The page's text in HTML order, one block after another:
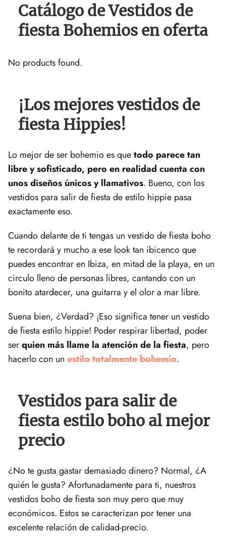
Catálogo de Vestidos de
fiesta Bohemios en oferta
No products found.
¡Los mejores vestidos de
fiesta Hippies!
Lo mejor de ser bohemio es quetodo parece tan
libre y sofisticado, pero en realidad cuenta con
unos diseños únicos y llamativos. Bueno, con los
vestidos para salir de fiesta de estilo hippie pasa
exactamente eso.
Cuando delante de ti tengas un vestido de fiesta boho
te recordará y mucho a ese look tan ibicenco que
puedes encontrar en Ibiza, en mitad de la playa, en un
circulo lleno de personas libres, cantando con un
bonito atardecer, una guitarra y el olor a mar libre.
Suena bien, ¿Verdad? ¡Eso significa tener un vestido
de fiesta estilo hippie! Poder respirar libertad, poder
serquien más llame la atención de la fiesta, pero
hacerlo con un estilo totalmente bohemio.
Vestidos para salir de
fiesta estilo boho al mejor
precio
¿No te gusta gastar demasiado dinero? Normal, ¿A
quién le gusta? Afortunadamente para ti, nuestros
vestidos boho de fiesta son muy pero que muy
económicos. Estos se caracterizan por tener una
excelente relación de calidad-precio.